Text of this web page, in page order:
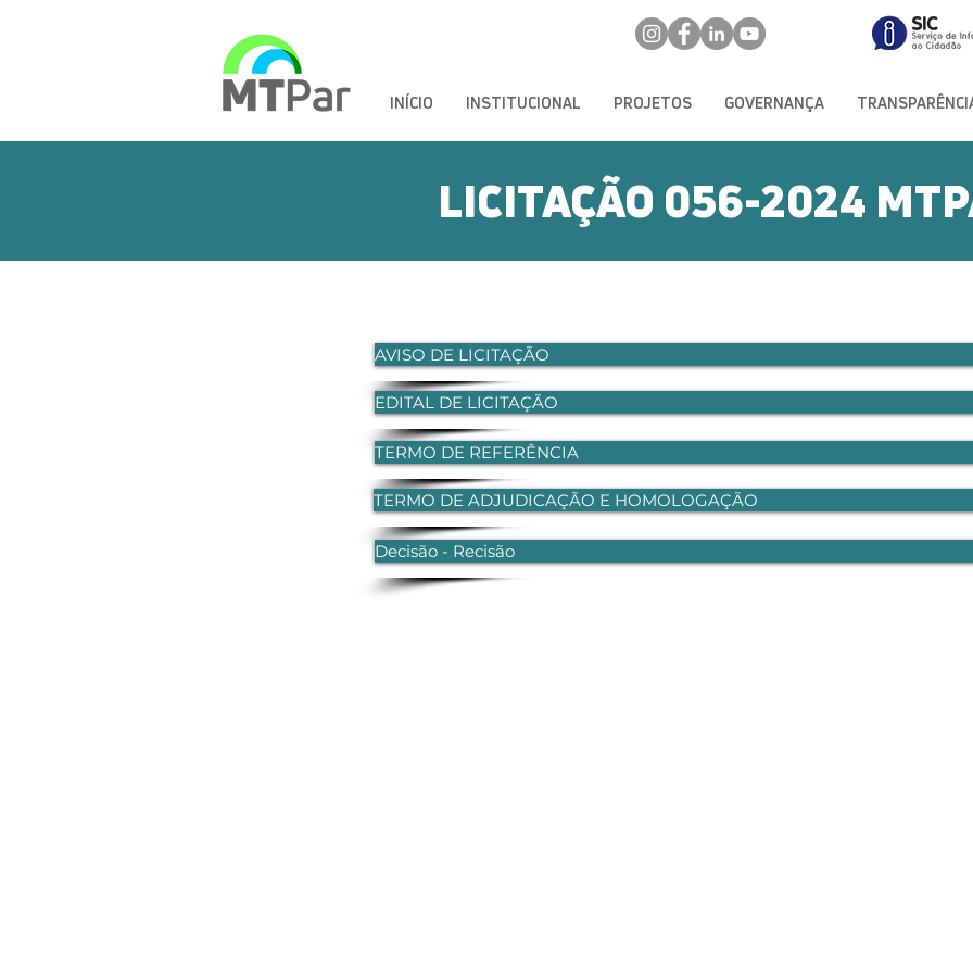
INÍCIO INSTITUCIONAL PROJETOS GOVERNANÇA
AVISO DE LICITAÇÃO
EDITAL DE LICITAÇÃO
TERMO DE REFERÊNCIA
TERMO DE ADJUDICAÇÃO E HOMOLOGAÇÃO
Decisão - Recisão
LICITAÇÃO 056-2024